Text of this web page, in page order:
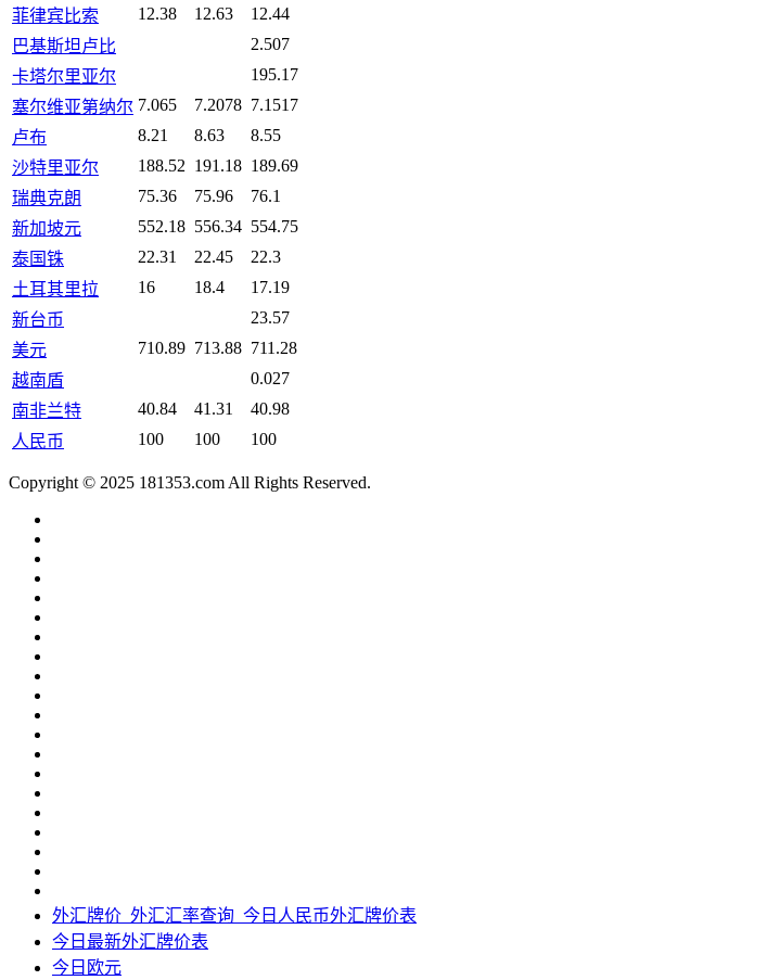
菲律宾比索
12.38 12.63
12.44
巴基斯坦卢比
2.507
卡塔尔里亚尔
195.17
塞尔维亚第纳尔 7.065 7.2078 7.1517
卢布
8.21 8.63
8.55
沙特里亚尔
188.52 191.18 189.69
瑞典克朗
75.36 75.96
76.1
新加坡元
552.18 556.34 554.75
泰国铢
22.31 22.45
22.3
土耳其里拉
16 18.4
17.19
新台币
23.57
美元
710.89 713.88 711.28
越南盾
0.027
南非兰特
40.84 41.31
40.98
人民币
100 100 100
Copyright © 2025 181353.com All Rights Reserved.
外汇牌价_外汇汇率查询_今日人民币外汇牌价表
今日最新外汇牌价表
今日欧元